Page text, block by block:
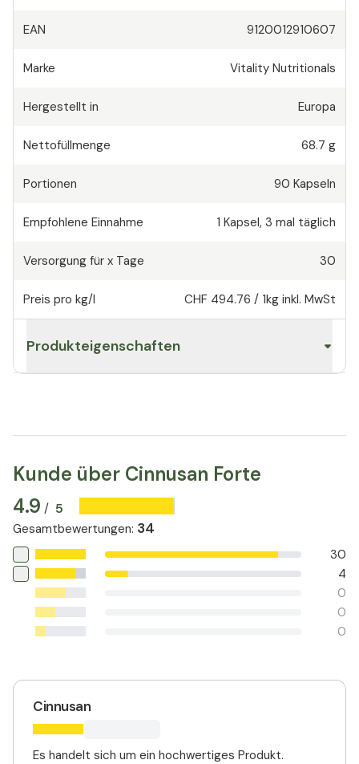
EAN 9120012910607
Marke Vitality Nutritionals
Hergestellt in Europa
Nettofüllmenge 68.7 g
Portionen 90 Kapseln
Empfohlene Einnahme 1 Kapsel, 3 mal täglich
Versorgung für x Tage 30
Preis pro kg/l CHF 494.76 / 1kg inkl. MwSt
Produkteigenschaften
Kunde über Cinnusan Forte
4.9 / 5
Gesamtbewertungen: 34
30
4
0
0
0
Cinnusan
Es handelt sich um ein hochwertiges Produkt.